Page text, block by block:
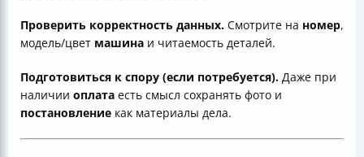
Проверить корректность данных. Смотрите на номер,
модель/цвет машина и читаемость деталей.
Подготовиться к спору (если потребуется). Даже при
наличии оплата есть смысл сохранять фото и
постановление как материалы дела.